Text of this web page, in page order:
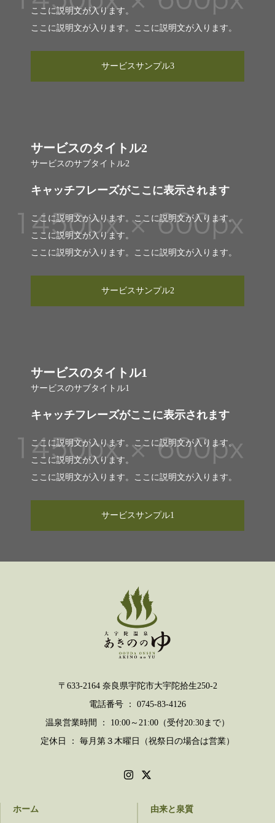
ここに説明文が入ります。
ここに説明文が入ります。ここに説明文が入ります。
サービスサンプル3
サービスのタイトル2
サービスのサブタイトル2
キャッチフレーズがここに表示されます
ここに説明文が入ります。ここに説明文が入ります。
ここに説明文が入ります。
ここに説明文が入ります。ここに説明文が入ります。
サービスサンプル2
サービスのタイトル1
サービスのサブタイトル1
キャッチフレーズがここに表示されます
ここに説明文が入ります。ここに説明文が入ります。
ここに説明文が入ります。
ここに説明文が入ります。ここに説明文が入ります。
サービスサンプル1
〒633-2164 奈良県宇陀市大宇陀拾生250-2
電話番号 ： 0745-83-4126
温泉営業時間 ： 10:00～21:00（受付20:30まで）
定休日 ： 毎月第３木曜日（祝祭日の場合は営業）
ホーム 由来と泉質